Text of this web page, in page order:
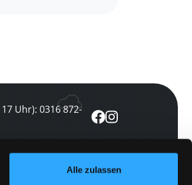
Alle zulassen
Uhr): 0316 872-
abonnieren